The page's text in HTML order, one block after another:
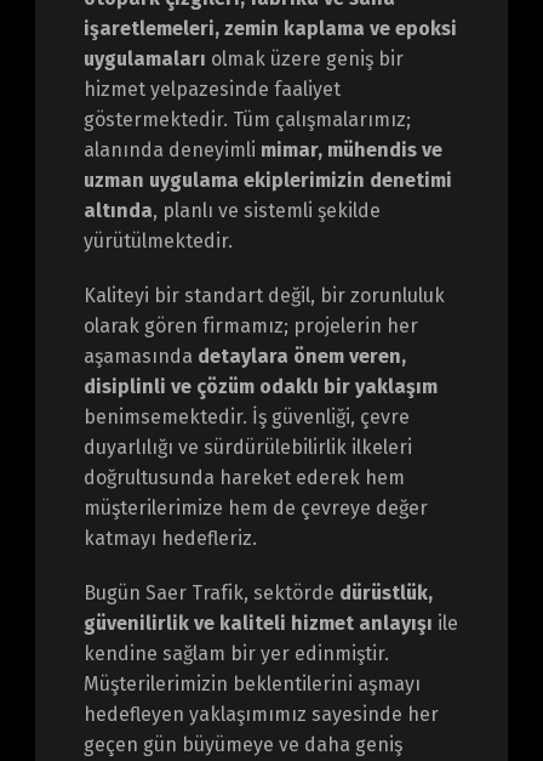
işaretlemeleri, zemin kaplama ve epoksi
uygulamaları olmak üzere geniş bir
hizmet yelpazesinde faaliyet
göstermektedir. Tüm çalışmalarımız;
alanında deneyimli mimar, mühendis ve
uzman uygulama ekiplerimizin denetimi
altında, planlı ve sistemli şekilde
yürütülmektedir.
Kaliteyi bir standart değil, bir zorunluluk
olarak gören firmamız; projelerin her
aşamasında detaylara önem veren,
disiplinli ve çözüm odaklı bir yaklaşım
benimsemektedir. İş güvenliği, çevre
duyarlılığı ve sürdürülebilirlik ilkeleri
doğrultusunda hareket ederek hem
müşterilerimize hem de çevreye değer
katmayı hedefleriz.
Bugün Saer Trafik, sektörde dürüstlük,
güvenilirlik ve kaliteli hizmet anlayışı ile
kendine sağlam bir yer edinmiştir.
Müşterilerimizin beklentilerini aşmayı
hedefleyen yaklaşımımız sayesinde her
geçen gün büyümeye ve daha geniş